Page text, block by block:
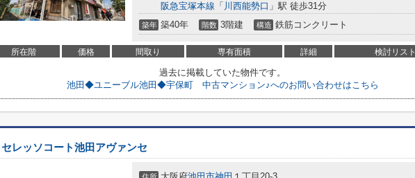
阪急宝塚本線 「 川西能勢口 」駅 徒歩31分
築年 築40年 階数 3階建 構造 鉄筋コンクリート
所在階 価格 間取り 専有面積 詳細 検討リスト
過去に掲載していた物件です。
池田◆ユニーブル池田◆宇保町 中古マンション♪へのお問い合わせはこちら
セレッソコート池田アヴァンセ